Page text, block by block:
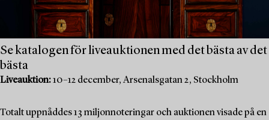
Se katalogen för liveauktionen med det bästa av det
bästa
Liveauktion:10–12 december, Arsenalsgatan 2, Stockholm
Totalt uppnåddes 13 miljonnoteringar och auktionen visade på en